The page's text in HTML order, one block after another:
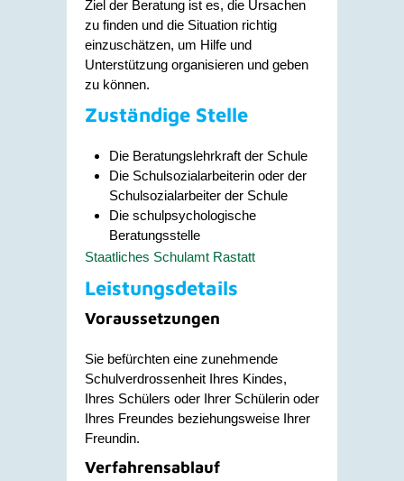
Ziel der Beratung ist es, die Ursachen
zu finden und die Situation richtig
einzuschätzen, um Hilfe und
Unterstützung organisieren und geben
zu können.
Zuständige Stelle
Die Beratungslehrkraft der Schule
Die Schulsozialarbeiterin oder der
Schulsozialarbeiter der Schule
Die schulpsychologische
Beratungsstelle
Staatliches Schulamt Rastatt
Leistungsdetails
Voraussetzungen
Sie befürchten eine zunehmende
Schulverdrossenheit Ihres Kindes,
Ihres Schülers oder Ihrer Schülerin oder
Ihres Freundes beziehungsweise Ihrer
Freundin.
Verfahrensablauf